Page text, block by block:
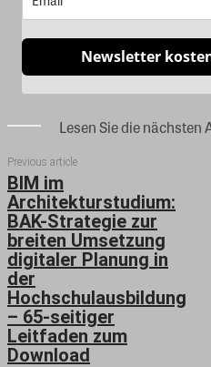
Newsletter
Lesen Sie die
Previous article
BIM im
Architekturstudium:
BAK-Strategie zur
breiten Umsetzung
digitaler Planung in
der
Hochschulausbildung
– 65-seitiger
Leitfaden zum
Download